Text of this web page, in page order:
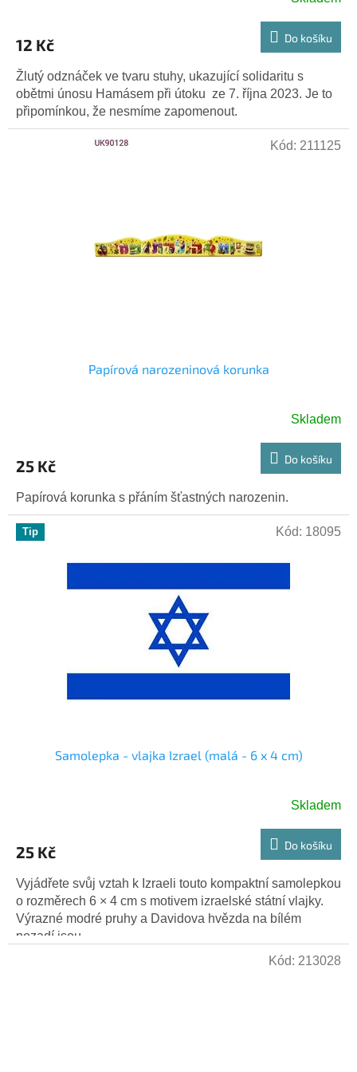
12 Kč Do košíku
Žlutý odznáček ve tvaru stuhy, ukazující solidaritu s
obětmi únosu Hamásem při útoku ze 7. října 2023. Je to
připomínkou, že nesmíme zapomenout.
Papírová narozeninová korunka
Skladem
25 Kč Do košíku
Papírová korunka s přáním šťastných narozenin.
Kód: 211125
Tip
Samolepka - vlajka Izrael (malá - 6 x 4 cm)
produktu
je
5,0
z
5
hvězdiček.
Skladem
25 Kč Do košíku
Vyjádřete svůj vztah k Izraeli touto kompaktní samolepkou
o rozměrech 6 × 4 cm s motivem izraelské státní vlajky.
Výrazné modré pruhy a Davidova hvězda na bílém
pozadí jsou...
Kód: 18095
Kód: 213028